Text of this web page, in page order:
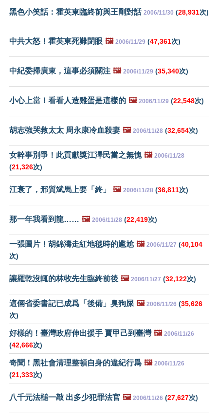
黑色小笑話：霍英東臨終前與王剛對話 2006/11/30 (28,931次)
中共大怒！霍英東死難閉眼 🖼️ 2006/11/29 (47,361次)
中紀委掃廣東，這事必須關注 🖼️ 2006/11/29 (35,340次)
小心上當！看看人造雞蛋是這樣的 🖼️ 2006/11/29 (22,548次)
胡志強哭救太太 周永康冷血殺妻 🖼️ 2006/11/28 (32,654次)
女幹事別爭！此貢獻獎江澤民當之無愧 🖼️ 2006/11/28
(21,326次)
江衰了，邢質斌馬上要「終」 🖼️ 2006/11/28 (36,811次)
那一年我看到龍…… 🖼️ 2006/11/28 (22,419次)
一張圖片！胡錦濤走紅地毯時的尷尬 🖼️ 2006/11/27 (40,104
次)
讓羅乾沒輒的林牧先生臨終前後 🖼️ 2006/11/27 (32,122次)
這倆省委書記已成爲「後備」臭狗屎 🖼️ 2006/11/26 (35,626
次)
好樣的！臺灣政府伸出援手 賈甲己到臺灣 🖼️ 2006/11/26
(42,666次)
奇聞！黑社會清理整頓自身的違紀行爲 🖼️ 2006/11/26
(21,333次)
八千元法槌一敲 出多少犯罪法官 🖼️ 2006/11/26 (27,627次)